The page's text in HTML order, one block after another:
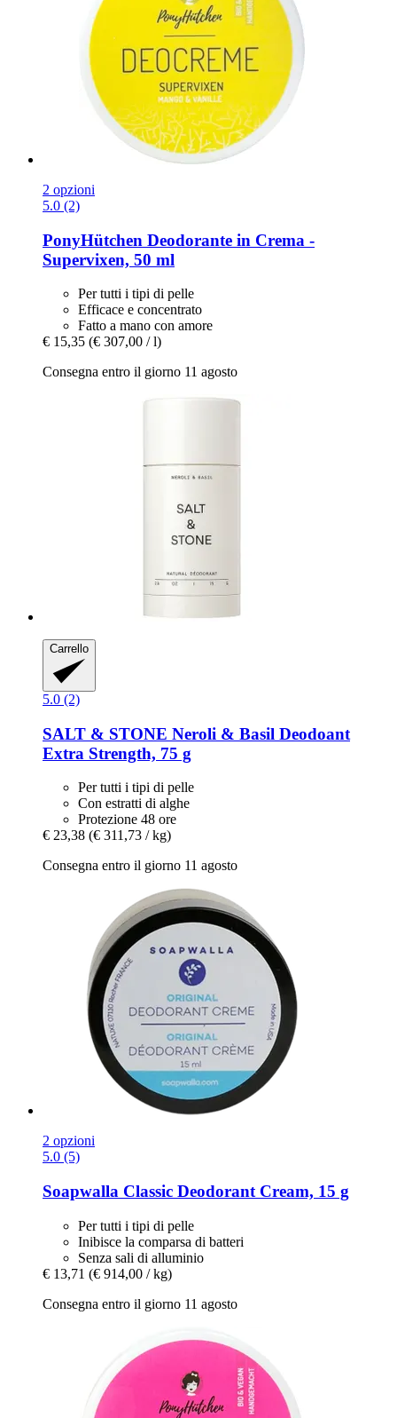
2 opzioni
5.0 (2)
PonyHütchen Deodorante in Crema -​
Supervixen, 50 ml
Per tutti i tipi di pelle
Efficace e concentrato
Fatto a mano con amore
€ 15,35 (€ 307,00 / l)
Consegna entro il giorno 11 agosto
Carrello
5.0 (2)
SALT & STONE Neroli & Basil Deodoant
Extra Strength, 75 g
Per tutti i tipi di pelle
Con estratti di alghe
Protezione 48 ore
€ 23,38 (€ 311,73 / kg)
Consegna entro il giorno 11 agosto
2 opzioni
5.0 (5)
Soapwalla Classic Deodorant Cream, 15 g
Per tutti i tipi di pelle
Inibisce la comparsa di batteri
Senza sali di alluminio
€ 13,71 (€ 914,00 / kg)
Consegna entro il giorno 11 agosto